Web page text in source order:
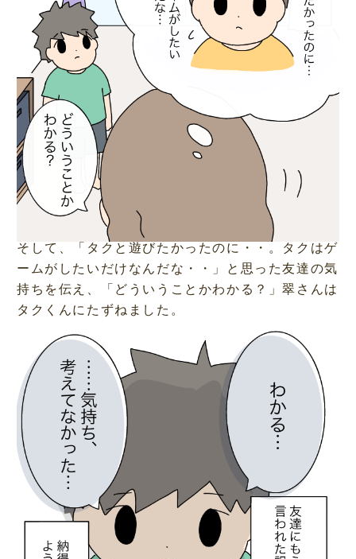
そして、「タクと遊びたかったのに・・。タクはゲ
ームがしたいだけなんだな・・」と思った友達の気
持ちを伝え、「どういうことかわかる？」翠さんは
タクくんにたずねました。